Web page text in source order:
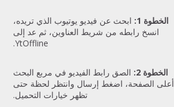
الخطوة 1:
ابحث عن فيديو يوتيوب الذي تريده،
انسخ رابطه من شريط العناوين، ثم عد إلى
YtOffline.
الخطوة 2:
الصق رابط الفيديو في مربع البحث
أعلى الصفحة، اضغط إرسال وانتظر لحظة حتى
تظهر خيارات التحميل.